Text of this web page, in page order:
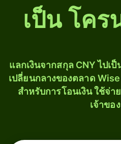
เป็น โคร
แลกเงินจากสกุล CNY ไปเ
เปลี่ยนกลางของตลาด
สำหรับการโอนเงิน ใช้จ่า
เจ้าขอ